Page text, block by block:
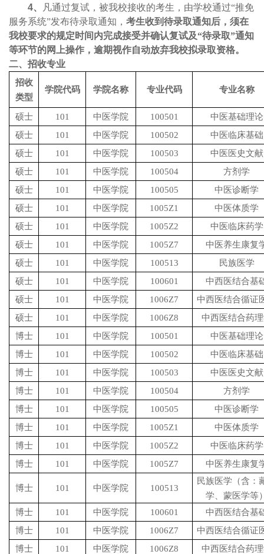
4、
凡通过复试，被我校接收的考生，由学校通过“推免
服务系统”发布待录取通知， 考生收到待录取通知后，须在
我校要求的规定时间内完成接受并确认复试及“待录取”通知
等环节的网上操作，逾期视作自动放弃我校拟录取资格。
二、 招收专业
招收
类型
学院代码 学院名称 专业代码 专业名称
硕士 101 中医学院 100501
中医基础理论
硕士
101 中医学院 100502
中医临床基础
硕士
101 中医学院 100503
中医医史文献
硕士
101 中医学院 100504
方剂学
硕士
101 中医学院 100505
中医诊断学
硕士
101 中医学院 1005Z1
中医体质学
硕士
101 中医学院 1005Z2
中医临床药学
硕士
101 中医学院 1005Z7
中医养生康复
硕士
101 中医学院 100513
民族医学
硕士
101 中医学院 100601
中西医结合基
硕士
101 中医学院 1006Z7
中西医结合循证
硕士
101 中医学院 1006Z8
中西医结合药
博士
101 中医学院 100501
中医基础理论
博士
101 中医学院 100502
中医临床基础
博士
101 中医学院 100503
中医医史文献
博士
101 中医学院 100504
方剂学
博士
101 中医学院 100505
中医诊断学
博士
101 中医学院 1005Z1
中医体质学
博士
101 中医学院 1005Z2
中医临床药学
博士
101 中医学院 1005Z7 中医养生康复
博士 101 中医学院 100513
民族医学（含：
学、蒙医学等
博士
101 中医学院 100601
中西医结合基
博士
101 中医学院 1006Z7
中西医结合循证
博士
101 中医学院 1006Z8 中西医结合药